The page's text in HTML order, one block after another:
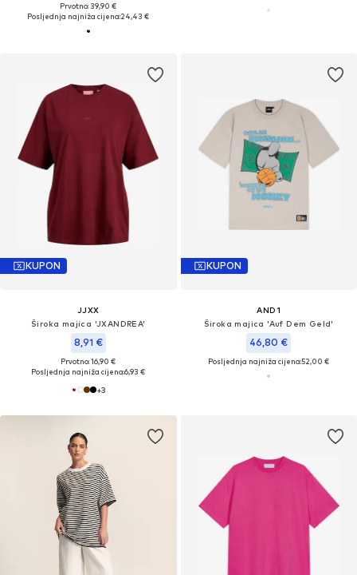
Prvotno: 39,90 €
Posljednja najniža cijena:24,43 €
KUPON
JJXX
Široka majica 'JXANDREA'
8,91 €
Prvotno: 16,90 €
Posljednja najniža cijena:6,93 €
+3
KUPON
AND1
Široka majica 'Auf Dem Geld'
46,80 €
Posljednja najniža cijena:52,00 €